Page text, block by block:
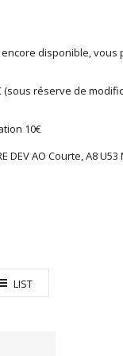
encore disponible,
(sous réserve de
10€
DEV AO Courte, A8 U53
LIST